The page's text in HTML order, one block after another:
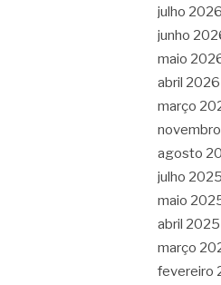
julho 2026
junho
maio
abril 2026
março
agosto
julho 2025
maio
abril 2025
março
fevereiro